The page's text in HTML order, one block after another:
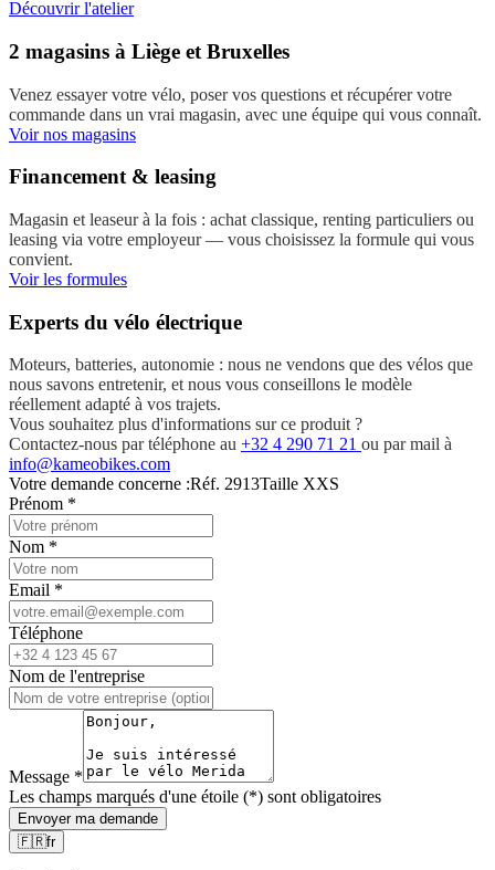
Découvrir l'atelier
2 magasins à Liège et Bruxelles
Venez essayer votre vélo, poser vos questions et récupérer votre
commande dans un vrai magasin, avec une équipe qui vous connaît.
Voir nos magasins
Financement & leasing
Magasin et leaseur à la fois : achat classique, renting particuliers ou
leasing via votre employeur — vous choisissez la formule qui vous
convient.
Voir les formules
Experts du vélo électrique
Moteurs, batteries, autonomie : nous ne vendons que des vélos que
nous savons entretenir, et nous vous conseillons le modèle
réellement adapté à vos trajets.
Vous souhaitez plus d'informations sur ce produit ?
Contactez-nous par téléphone au +32 4 290 71 21 ou par mail à
info@kameobikes.com
Votre demande concerne :Réf. 2913Taille XXS
Prénom *
Nom *
Email *
Téléphone
Nom de l'entreprise
Message *
Les champs marqués d'une étoile (*) sont obligatoires
Envoyer ma demande
🇫🇷fr